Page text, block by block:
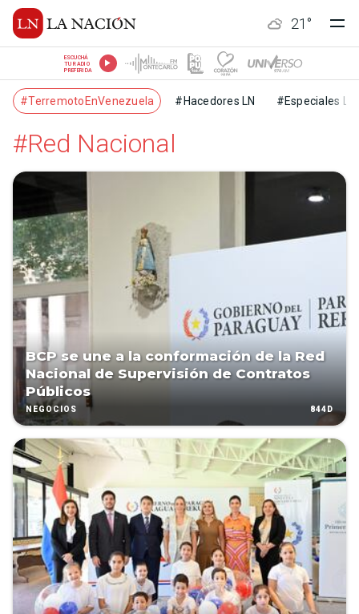
21 °
ESCUCHÁ
TU RADIO
PREFERIDA
#TerremotoEnVenezuela #Hacedores LN #Especiales LN
#Red Nacional
BCP se une a la conformación de la Red
Nacional de Supervisión de Contratos
Públicos
NEGOCIOS 844D